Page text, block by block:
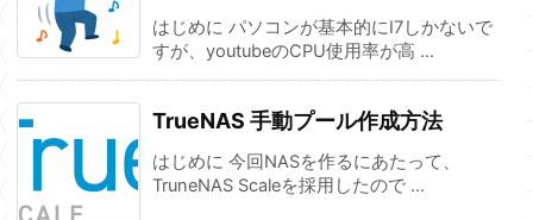
はじめに パソコンが基本的にI7しかないで
すが、youtubeのCPU使用率が高 ...
TrueNAS 手動プール作成方法
はじめに 今回NASを作るにあたって、
TruneNAS Scaleを採用したので ...